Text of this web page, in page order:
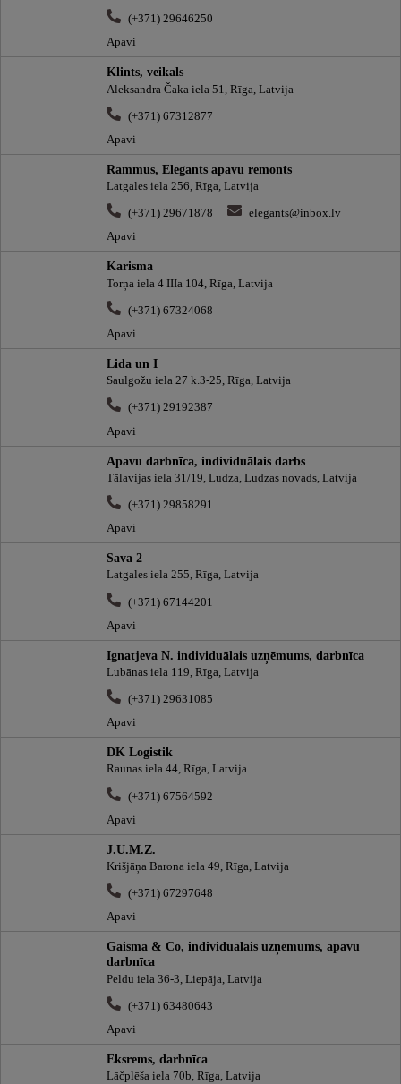
(+371) 29646250
Apavi
Klints, veikals
Aleksandra Čaka iela 51, Rīga, Latvija
(+371) 67312877
Apavi
Rammus, Elegants apavu remonts
Latgales iela 256, Rīga, Latvija
(+371) 29671878
elegants@inbox.lv
Apavi
Karisma
Torņa iela 4 IIIa 104, Rīga, Latvija
(+371) 67324068
Apavi
Lida un I
Saulgožu iela 27 k.3-25, Rīga, Latvija
(+371) 29192387
Apavi
Apavu darbnīca, individuālais darbs
Tālavijas iela 31/19, Ludza, Ludzas novads, Latvija
(+371) 29858291
Apavi
Sava 2
Latgales iela 255, Rīga, Latvija
(+371) 67144201
Apavi
Ignatjeva N. individuālais uzņēmums, darbnīca
Lubānas iela 119, Rīga, Latvija
(+371) 29631085
Apavi
DK Logistik
Raunas iela 44, Rīga, Latvija
(+371) 67564592
Apavi
J.U.M.Z.
Krišjāņa Barona iela 49, Rīga, Latvija
(+371) 67297648
Apavi
Gaisma & Co, individuālais uzņēmums, apavu
darbnīca
Peldu iela 36-3, Liepāja, Latvija
(+371) 63480643
Apavi
Eksrems, darbnīca
Lāčplēša iela 70b, Rīga, Latvija